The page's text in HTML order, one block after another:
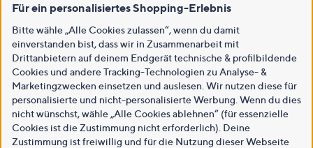
Für ein personalisiertes Shopping-Erlebnis
Bitte wähle „Alle Cookies zulassen“, wenn du damit
einverstanden bist, dass wir in Zusammenarbeit mit
Drittanbietern auf deinem Endgerät technische & profilbildende
Cookies und andere Tracking-Technologien zu Analyse- &
Marketingzwecken einsetzen und auslesen. Wir nutzen diese für
personalisierte und nicht-personalisierte Werbung. Wenn du dies
nicht wünschst, wähle „Alle Cookies ablehnen“ (für essenzielle
Cookies ist die Zustimmung nicht erforderlich). Deine
Zustimmung ist freiwillig und für die Nutzung dieser Webseite